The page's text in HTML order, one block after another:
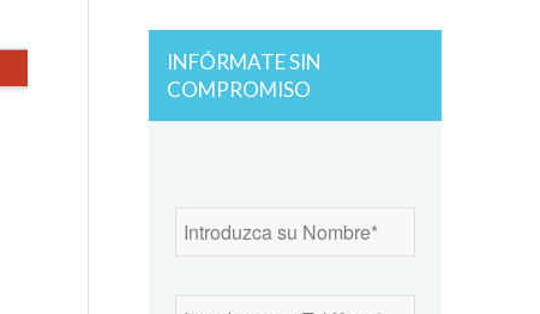
INFÓRMATE SIN
COMPROMISO